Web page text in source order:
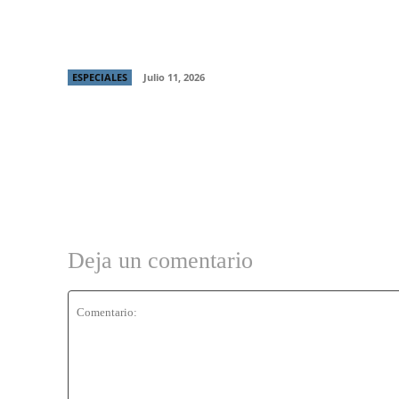
ESPECIALES Julio 11, 2026
Deja un comentario